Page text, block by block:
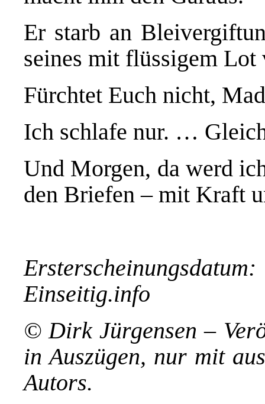
Er starb an
seines mit flüssigem Lot
Fürchtet Euch nicht,
Ich schlafe nur. …
Und Morgen, da werd
den Briefen – mit Kraft
Einseitig.info
© Dirk Jürgensen –
in Auszügen, nur mit
Autors.